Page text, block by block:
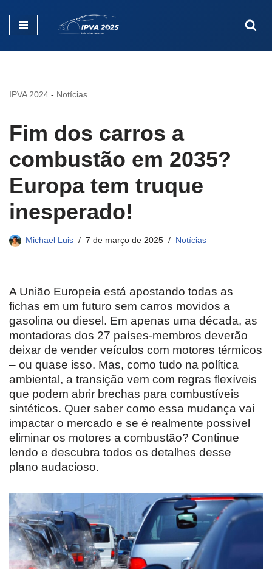
Pular
IPVA 2024 - Notícias
Fim dos carros a
combustão em 2035?
Europa tem truque
inesperado!
Michael Luis 7 de março de 2025 Notícias
A União Europeia está apostando todas as
fichas em um futuro sem carros movidos a
gasolina ou diesel. Em apenas uma década, as
montadoras dos 27 países-membros deverão
deixar de vender veículos com motores térmicos
– ou quase isso. Mas, como tudo na política
ambiental, a transição vem com regras flexíveis
que podem abrir brechas para combustíveis
sintéticos. Quer saber como essa mudança vai
impactar o mercado e se é realmente possível
eliminar os motores a combustão? Continue
lendo e descubra todos os detalhes desse
plano audacioso.